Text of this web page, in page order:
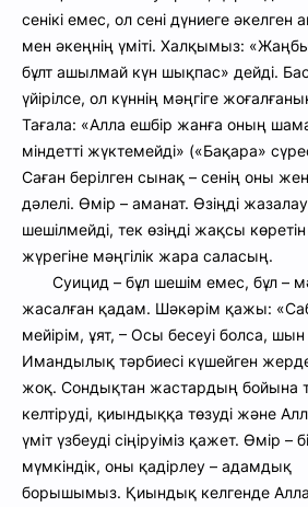
сенікі емес, ол сені дүниеге
мен әкеңнің үміті. Халқымыз:
бұлт ашылмай күн шықпас» дейді.
үйірілсе, ол күннің мәңгіге
Тағала: «Алла ешбір жанға оның
міндетті жүктемейді» («Бақара»
Саған берілген сынақ – сенің оны
дәлелі. Өмір – аманат. Өзіңді
шешілмейді, тек өзіңді жақсы
жүрегіне мәңгілік жара саласың.
Суицид – бұл шешім емес, бұл –
жасалған қадам. Шәкәрім қажы:
мейірім, ұят, – Осы бесеуі болса,
Имандылық тәрбиесі күшейген
жоқ. Сондықтан жастардың бойына
келтіруді, қиындыққа төзуді және
үміт үзбеуді сіңіруіміз қажет. Өмір –
мүмкіндік, оны қадірлеу – адамдық
борышымыз. Қиындық келгенде